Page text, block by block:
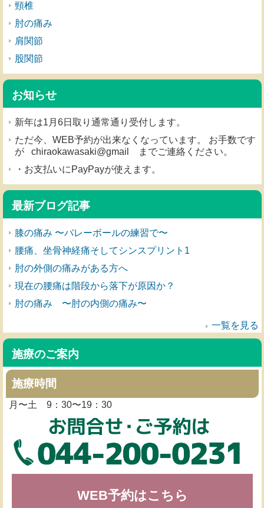
頸椎
肘の痛み
肩関節
股関節
お知らせ
新年は1月6日取り通常通り受付します。
ただ今、WEB予約が出来なくなっています。 お手数です
が chiraokawasaki@gmail までご連絡ください。
・お支払いにPayPayが使えます。
最新ブログ記事
膝の痛み 〜バレーボールの練習で〜
腰痛、坐骨神経痛そしてシンスプリント1
肘の外側の痛みがある方へ
現在の腰痛は階段から落下が原因か？
肘の痛み 〜肘の内側の痛み〜
一覧を見る
施療のご案内
施療時間
月〜土 9：30〜19：30
WEB予約はこちら